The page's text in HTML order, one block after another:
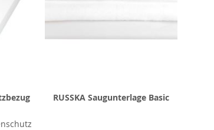
RUSSKA Saugunterlage Basic